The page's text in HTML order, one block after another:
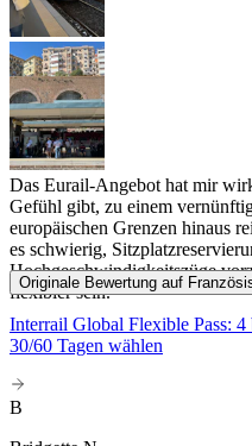
Das Eurail-Angebot hat mir
Gefühl gibt, zu einem
europäischen Grenzen hinaus
es schwierig,
Hochgeschwindigkeitszüge
flexibler sein.
Originale Bewertung auf
Interrail Global Flexible Pass:
30/60 Tagen wählen
B